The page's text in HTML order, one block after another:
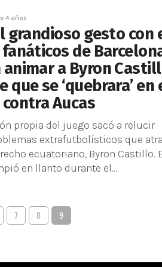
4 años
grandioso gesto con
de
animar a Byron
que se ‘quebrara’ en
Aucas
propia del juego sacó a relucir
extrafutbolísticos que
ecuatoriano, Byron Castillo.
en llanto durante el...
7 8 9